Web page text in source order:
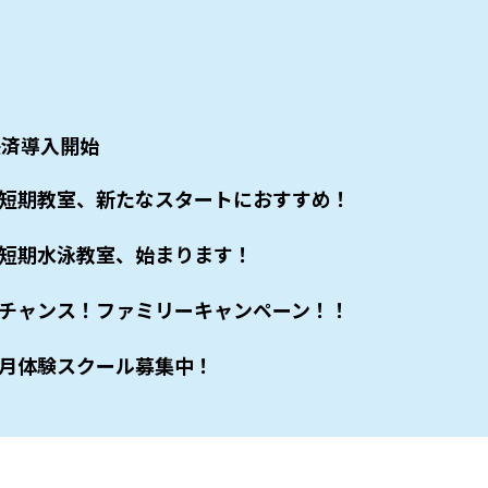
導入開始
期教室、新たなスタートにおすすめ！
期水泳教室、始まります！
ャンス！ファミリーキャンペーン！！
体験スクール募集中！